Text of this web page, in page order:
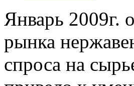
Январь 2009г.
рынка
спроса на